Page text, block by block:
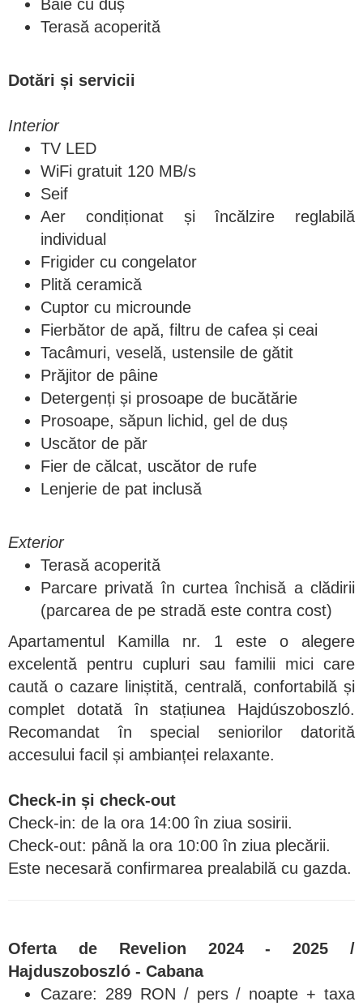
Baie cu duș
Terasă acoperită
Dotări și servicii
Interior
TV LED
WiFi gratuit 120 MB/s
Seif
Aer condiționat și încălzire reglabilă
individual
Frigider cu congelator
Plită ceramică
Cuptor cu microunde
Fierbător de apă, filtru de cafea și ceai
Tacâmuri, veselă, ustensile de gătit
Prăjitor de pâine
Detergenți și prosoape de bucătărie
Prosoape, săpun lichid, gel de duș
Uscător de păr
Fier de călcat, uscător de rufe
Lenjerie de pat inclusă
Exterior
Terasă acoperită
Parcare privată în curtea închisă a clădirii
(parcarea de pe stradă este contra cost)
Apartamentul Kamilla nr. 1 este o alegere
excelentă pentru cupluri sau familii mici care
caută o cazare liniștită, centrală, confortabilă și
complet dotată în stațiunea Hajdúszoboszló.
Recomandat în special seniorilor datorită
accesului facil și ambianței relaxante.
Check-in și check-out
Check-in: de la ora 14:00 în ziua sosirii.
Check-out: până la ora 10:00 în ziua plecării.
Este necesară confirmarea prealabilă cu gazda.
Oferta de Revelion 2024 - 2025 /
Hajduszoboszló - Cabana
Cazare: 289 RON / pers / noapte + taxa